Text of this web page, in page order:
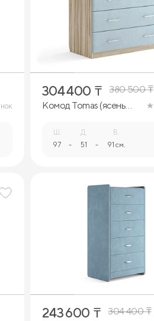
304 400 ₸ 380 500₸
Комод Tomas (ясень
Ш.
97 -
Д.
51 -
В.
91 см.
243 600 ₸ 304 400₸